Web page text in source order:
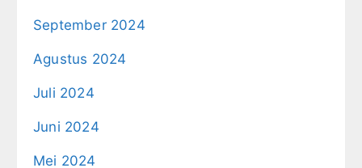
September 2024
Agustus 2024
Juli 2024
Juni 2024
Mei 2024